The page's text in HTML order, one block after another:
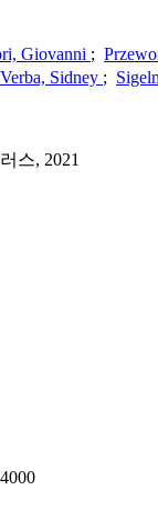
Giovanni ;
Verba, Sidney ;
스, 2021